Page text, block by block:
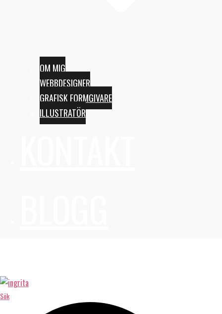
OM MIG
WEBBDESIGNER
GRAFISK FORMGIVARE
ILLUSTRATÖR
Sök